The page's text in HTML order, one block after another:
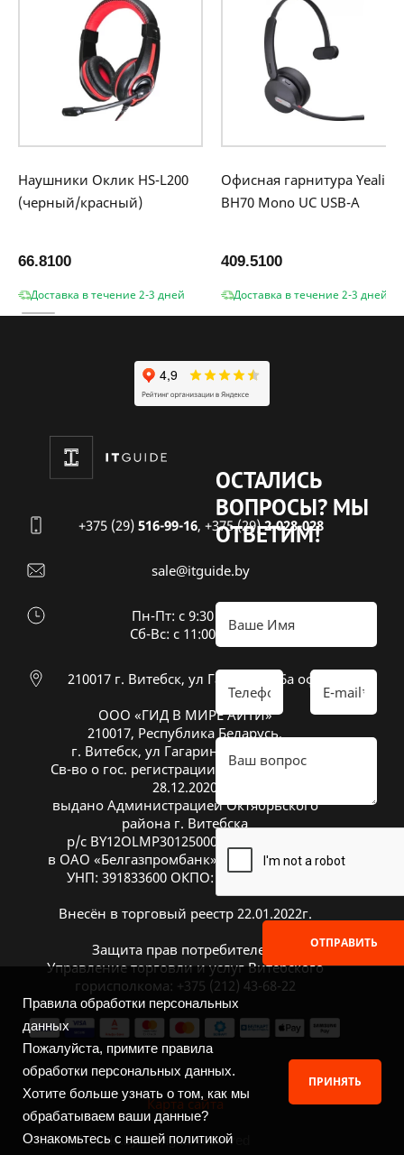
Наушники Оклик HS-L200
(черный/красный)
66.8100
Доставка в течение 2-3 дней
Офисная гарнитура Yealink
BH70 Mono UC USB-A
409.5100
Доставка в течение 2-3 дней
+375 (29) 516-99-16, +375 (29)2-028-028
sale@itguide.by
Пн-Пт: с 9:30 до 18:30
Cб-Вс: с 11:00 до 16:00
210017 г. Витебск, ул Гагарина 26а оф 20
ООО «ГИД В МИРЕ АЙТИ»
210017, Республика Беларусь,
г. Витебск, ул Гагарина 26А, оф. 20
Св-во о гос. регистрации № 391833600 от
28.12.2020
выдано Администрацией Октябрьского
района г. Витебска
р/с BY12OLMP30125000269700000933
в ОАО «Белгазпромбанк», код OLMPBY2X
УНП: 391833600 ОКПО: 504669272000
Внесён в торговый реестр 22.01.2022г.
Защита прав потребителей:
Управление торговли и услуг Витебского
горисполкома: +375 (212) 43-68-22
Карта сайта
ОСТАЛИСЬ
ВОПРОСЫ? МЫ
ОТВЕТИМ!
ОТПРАВИТЬ
2026 © ITGuide.by. All rights reserved
Правила обработки персональных
данных
Пожалуйста, примите правила
обработки персональных данных.
Хотите больше узнать о том, как мы
обрабатываем ваши данные?
Ознакомьтесь с нашей политикой
ПРИНЯТЬ